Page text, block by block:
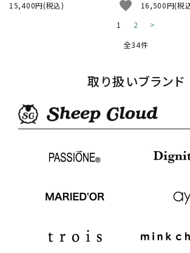
15,400円(税込) favorite
ー
16,500円(税
1 2
>
全34件
取り扱いブランド